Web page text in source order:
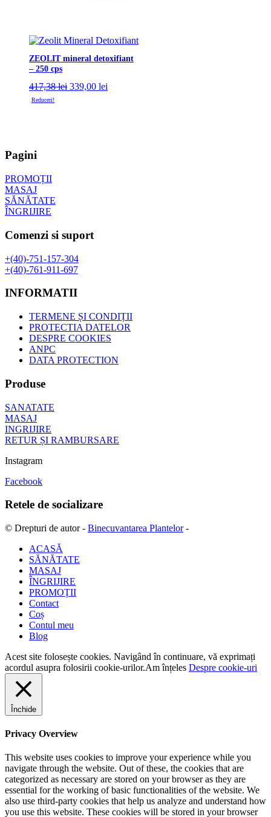
ZEOLIT mineral detoxifiant
– 250 cps
417,38lei Prețul
339,00 lei
Reduceri!
Pagini
PROMOȚII
MASAJ
SĂNĂTATE
ÎNGRIJIRE
Comenzi si suport
+(40)-751-157-304
+(40)-761-911-697
INFORMATII
TERMENE ȘI CONDIȚII
PROTECTIA DATELOR
DESPRE COOKIES
ANPC
DATA PROTECTION
Produse
SANATATE
MASAJ
INGRIJIRE
RETUR ȘI RAMBURSARE
Instagram
Facebook
Retele de socializare
© Drepturi de autor - Binecuvantarea Plantelor-
ACASĂ
SĂNĂTATE
MASAJ
ÎNGRIJIRE
PROMOȚII
Contact
Coș
Contul meu
Blog
Acest site folosește cookies. Navigând în continuare, vă exprimați
acordul asupra folosirii cookie-urilor.Am înțeles Despre cookie-uri
Închide
Privacy Overview
This website uses cookies to improve your experience while you
navigate through the website. Out of these, the cookies that are
categorized as necessary are stored on your browser as they are
essential for the working of basic functionalities of the website. We
also use third-party cookies that help us analyze and understand how
you use this website. These cookies will be stored in your browser